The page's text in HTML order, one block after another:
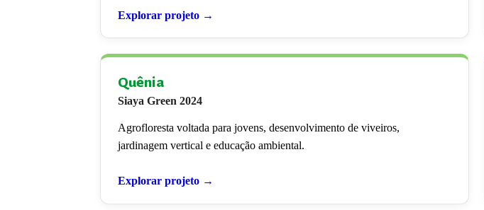
Explorar projeto →
Quênia
Siaya Green 2024
Agrofloresta voltada para jovens, desenvolvimento de viveiros,
jardinagem vertical e educação ambiental.
Explorar projeto →